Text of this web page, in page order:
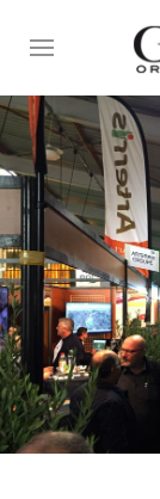
Skip to main